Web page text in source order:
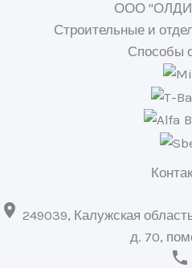
ООО
Строительные и
Способы
 249039, Калужская
д. 70,
